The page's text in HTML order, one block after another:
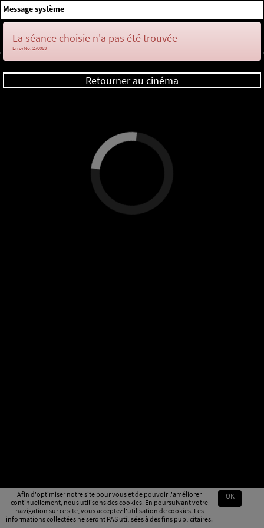
Afin d'optimiser notre site pour vous et de pouvoir l'améliorer
continuellement, nous utilisons des cookies. En poursuivant votre
navigation sur ce site, vous acceptez l'utilisation de cookies. Les
informations collectées ne seront PAS utilisées à des fins publicitaires.
OK
Message système
La séance choisie n'a pas été trouvée
ErrorNo. 270083
Retourner au cinéma